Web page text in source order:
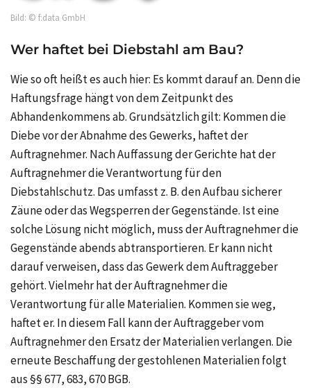
Bild: © f:data GmbH
Wer haftet bei Diebstahl am Bau?
Wie so oft heißt es auch hier: Es kommt darauf an. Denn die
Haftungsfrage hängt von dem Zeitpunkt des
Abhandenkommens ab. Grundsätzlich gilt: Kommen die
Diebe vor der Abnahme des Gewerks, haftet der
Auftragnehmer. Nach Auffassung der Gerichte hat der
Auftragnehmer die Verantwortung für den
Diebstahlschutz. Das umfasst z. B. den Aufbau sicherer
Zäune oder das Wegsperren der Gegenstände. Ist eine
solche Lösung nicht möglich, muss der Auftragnehmer die
Gegenstände abends abtransportieren. Er kann nicht
darauf verweisen, dass das Gewerk dem Auftraggeber
gehört. Vielmehr hat der Auftragnehmer die
Verantwortung für alle Materialien. Kommen sie weg,
haftet er. In diesem Fall kann der Auftraggeber vom
Auftragnehmer den Ersatz der Materialien verlangen. Die
erneute Beschaffung der gestohlenen Materialien folgt
aus §§ 677, 683, 670 BGB.